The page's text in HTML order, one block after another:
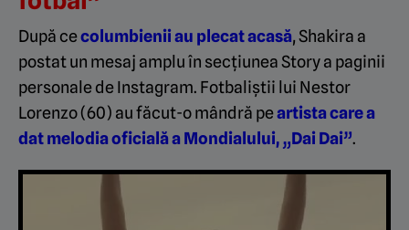
După cecolumbienii au plecat acasă, Shakira a
postat un mesaj amplu în secțiunea Story a paginii
personale de Instagram. Fotbaliștii lui Nestor
Lorenzo (60) au făcut-o mândră peartista care a
dat melodia oficială a Mondialului, „Dai Dai”.